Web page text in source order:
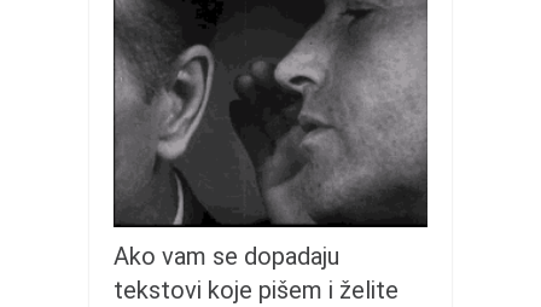
članarina
kontakt
besplatna e-knjiga
termini treninga
Ako vam se dopadaju
tekstovi koje pišem i želite